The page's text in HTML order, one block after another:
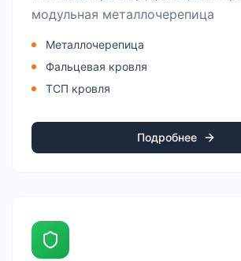
модульная металлочерепица
Металлочерепица
Фальцевая кровля
ТСП кровля
Подробнее